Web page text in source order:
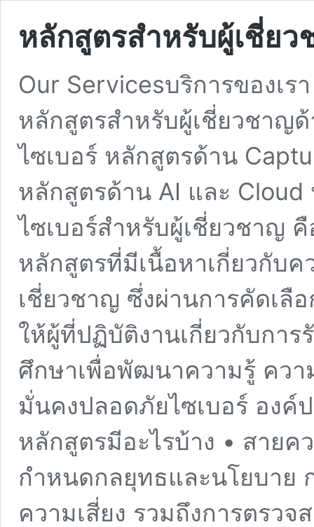
หลักสูตรสำหรับผู้เชี่ย
Our Servicesบริการของเ
หลักสูตรสำหรับผู้เชี่ยวชาญ
ไซเบอร์ หลักสูตรด้าน
หลักสูตรด้าน AI และ
ไซเบอร์สำหรับผู้เชี่ยวชาญ
หลักสูตรที่มีเนื้อหาเกี่ยวกับ
เชี่ยวชาญ ซึ่งผ่านการคัดเลื
ให้ผู้ที่ปฏิบัติงานเกี่ยวกับกา
ศึกษาเพื่อพัฒนาความรู้ คว
มั่นคงปลอดภัยไซเบอร์ องค์
หลักสูตรมีอะไรบ้าง • สายค
กำหนดกลยุทธและนโยบาย
ความเสี่ยง รวมถึงการตรว